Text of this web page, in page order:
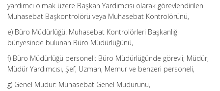
yardımcı olmak üzere Başkan Yardımcısı olarak görevlendirilen
Muhasebat Başkontrolörü veya Muhasebat Kontrolörünü,
e) Büro Müdürlüğü: Muhasebat Kontrolörleri Başkanlığı
bünyesinde bulunan Büro Müdürlüğünü,
f) Büro Müdürlüğü personeli: Büro Müdürlüğünde görevli; Müdür,
Müdür Yardımcısı, Şef, Uzman, Memur ve benzeri personeli,
g) Genel Müdür: Muhasebat Genel Müdürünü,